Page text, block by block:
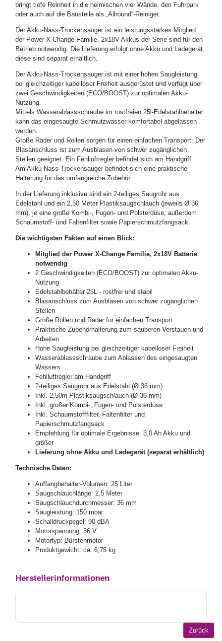
bringt tiefe Reinheit in die heimischen vier Wände, den Fuhrpark
oder auch auf die Baustelle als „Allround“-Reiniger.
Der Akku-Nass-Trockensauger ist ein leistungsstarkes Mitglied
der Power X-Change-Familie. 2x18V-Akkus der Serie sind für den
Betrieb notwendig. Die Lieferung erfolgt ohne Akku und Ladegerät,
diese sind separat erhältlich.
Der Akku-Nass-Trockensauger ist mit einer hohen Saugleistung
bei gleichzeitiger kabelloser Freiheit ausgerüstet und verfügt über
zwei Geschwindigkeiten (ECO/BOOST) zur optimalen Akku-
Nutzung.
Mittels Wasserablassschraube im rostfreien 25l-Edelstahlbehälter
kann das eingesaugte Schmutzwasser komfortabel abgelassen
werden.
Große Räder und Rollen sorgen für einen einfachen Transport. Der
Blasanschluss ist zum Ausblasen von schwer zugänglichen
Stellen geeignet. Ein Fehlluftregler befindet sich am Handgriff.
Am Akku-Nass-Trockensauger befindet sich eine praktische
Halterung für das umfangreiche Zubehör.
In der Lieferung inklusive sind ein 2-teiliges Saugrohr aus
Edelstahl und ein 2,50 Meter Plastiksaugschlauch (jeweils Ø 36
mm), je eine große Kombi-, Fugen- und Polsterdüse, außerdem
Schaumstoff- und Faltenfilter sowie Papierschmutzfangsack.
Die wichtigsten Fakten auf einen Blick:
Mitglied der Power X-Change Familie, 2x18V Batterie
notwendig
2 Geschwindigkeiten (ECO/BOOST) zur optimalen Akku-
Nutzung
Edelstahlbehälter 25L - rostfrei und stabil
Blasanschluss zum Ausblasen von schwer zugänglichen
Stellen
Große Rollen und Räder für einfachen Transport
Praktische Zubehörhalterung zum sauberen Verstauen und
Arbeiten
Hohe Saugleistung bei gleichzeitiger kabelloser Freiheit
Wasserablassschraube zum Ablassen des eingesaugten
Wassers
Fehlluftregler am Handgriff
2-teiliges Saugrohr aus Edelstahl (Ø 36 mm)
Inkl. 2,50m Plastiksaugschlauch (Ø 36 mm)
Inkl. großer Kombi-, Fugen- und Polsterdüse
Inkl. Schaumstofffilter, Faltenfilter und
Papierschmutzfangsack
Empfehlung für optimale Ergebnisse: 3,0 Ah Akku und
größer
Lieferung ohne Akku und Ladegerät (separat erhältlich)
Technische Daten:
Auffangbehälter-Volumen: 25 Liter
Saugschlauchlänge: 2,5 Meter
Saugschlauchdurchmesser: 36 mm
Saugleistung: 150 mbar
Schalldruckpegel: 90 dBA
Motorspannung: 36 V
Motortyp: Bürstenmotor
Produktgewicht: ca. 6,75 kg
Herstellerinformationen